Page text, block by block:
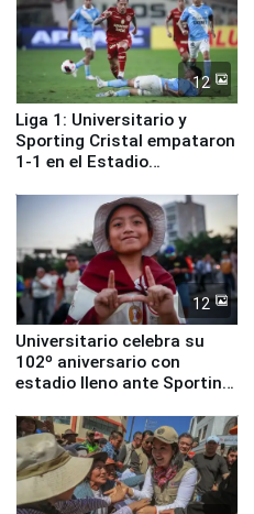
12
Liga 1: Universitario y
Sporting Cristal empataron
1-1 en el Estadio
12
Universitario celebra su
102º aniversario con
estadio lleno ante Sporting